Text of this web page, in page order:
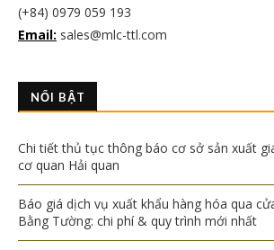
(+84) 0979 059 193
Email: sales@mlc-ttl.com
NỔI BẬT
Chi tiết thủ tục thông báo cơ sở sản xuất
cơ quan Hải quan
Báo giá dịch vụ xuất khẩu hàng hóa qua
Bằng Tường: chi phí & quy trình mới nhất